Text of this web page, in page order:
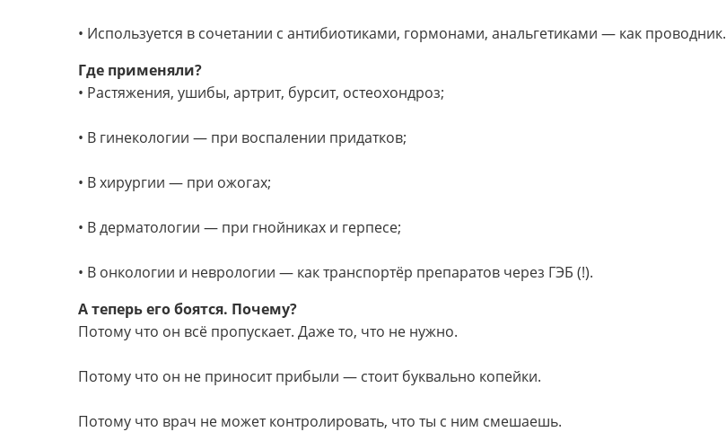
• Используется в сочетании с антибиотиками, гормонами, анальгетиками — как проводник.
Где применяли?
• Растяжения, ушибы, артрит, бурсит, остеохондроз;
• В гинекологии — при воспалении придатков;
• В хирургии — при ожогах;
• В дерматологии — при гнойниках и герпесе;
• В онкологии и неврологии — как транспортёр препаратов через ГЭБ (!).
А теперь его боятся. Почему?
Потому что он всё пропускает. Даже то, что не нужно.
Потому что он не приносит прибыли — стоит буквально копейки.
Потому что врач не может контролировать, что ты с ним смешаешь.